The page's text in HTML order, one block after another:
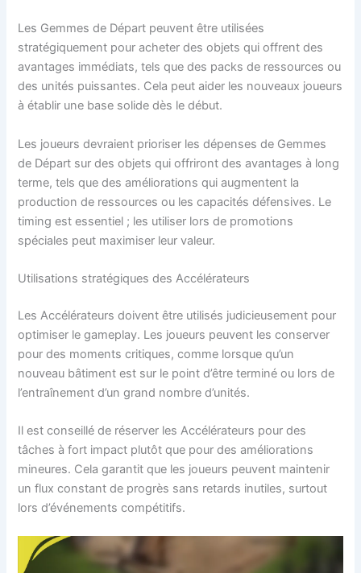
Les Gemmes de Départ peuvent être utilisées
stratégiquement pour acheter des objets qui offrent des
avantages immédiats, tels que des packs de ressources ou
des unités puissantes. Cela peut aider les nouveaux joueurs
à établir une base solide dès le début.
Les joueurs devraient prioriser les dépenses de Gemmes
de Départ sur des objets qui offriront des avantages à long
terme, tels que des améliorations qui augmentent la
production de ressources ou les capacités défensives. Le
timing est essentiel ; les utiliser lors de promotions
spéciales peut maximiser leur valeur.
Utilisations stratégiques des Accélérateurs
Les Accélérateurs doivent être utilisés judicieusement pour
optimiser le gameplay. Les joueurs peuvent les conserver
pour des moments critiques, comme lorsque qu’un
nouveau bâtiment est sur le point d’être terminé ou lors de
l’entraînement d’un grand nombre d’unités.
Il est conseillé de réserver les Accélérateurs pour des
tâches à fort impact plutôt que pour des améliorations
mineures. Cela garantit que les joueurs peuvent maintenir
un flux constant de progrès sans retards inutiles, surtout
lors d’événements compétitifs.